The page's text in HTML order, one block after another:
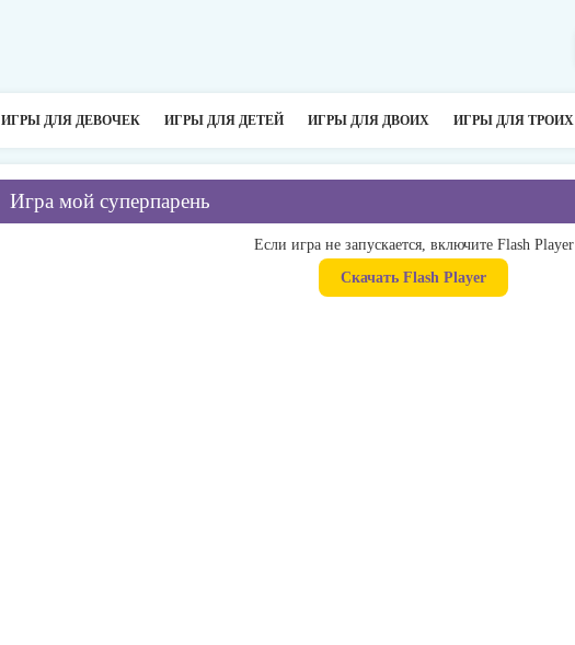
ИГРЫ ДЛЯ ДЕВОЧЕК ИГРЫ ДЛЯ ДЕТЕЙ ИГРЫ ДЛЯ ДВОИХ ИГРЫ ДЛЯ ТРОИХ
Игра мой суперпарень
Если игра не запускается, включите Flash Player
Скачать Flash Player